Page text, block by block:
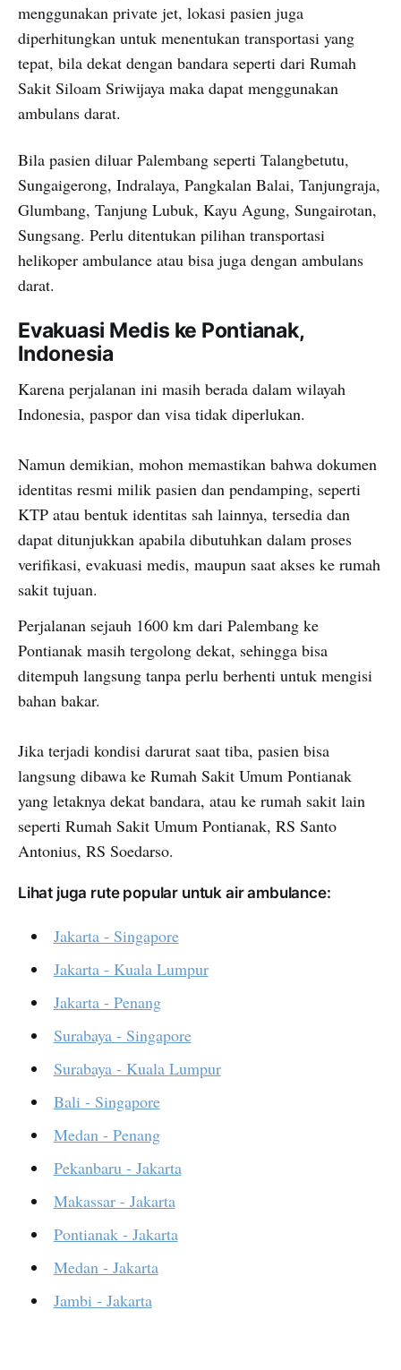
menggunakan private jet, lokasi pasien juga
diperhitungkan untuk menentukan transportasi yang
tepat, bila dekat dengan bandara seperti dari Rumah
Sakit Siloam Sriwijaya maka dapat menggunakan
ambulans darat.
Bila pasien diluar Palembang seperti Talangbetutu,
Sungaigerong, Indralaya, Pangkalan Balai, Tanjungraja,
Glumbang, Tanjung Lubuk, Kayu Agung, Sungairotan,
Sungsang. Perlu ditentukan pilihan transportasi
helikoper ambulance atau bisa juga dengan ambulans
darat.
Evakuasi Medis ke Pontianak,
Indonesia
Karena perjalanan ini masih berada dalam wilayah
Indonesia, paspor dan visa tidak diperlukan.
Namun demikian, mohon memastikan bahwa dokumen
identitas resmi milik pasien dan pendamping, seperti
KTP atau bentuk identitas sah lainnya, tersedia dan
dapat ditunjukkan apabila dibutuhkan dalam proses
verifikasi, evakuasi medis, maupun saat akses ke rumah
sakit tujuan.
Perjalanan sejauh 1600 km dari Palembang ke
Pontianak masih tergolong dekat, sehingga bisa
ditempuh langsung tanpa perlu berhenti untuk mengisi
bahan bakar.
Jika terjadi kondisi darurat saat tiba, pasien bisa
langsung dibawa ke Rumah Sakit Umum Pontianak
yang letaknya dekat bandara, atau ke rumah sakit lain
seperti Rumah Sakit Umum Pontianak, RS Santo
Antonius, RS Soedarso.
Lihat juga rute popular untuk air ambulance:
Jakarta - Singapore
Jakarta - Kuala Lumpur
Jakarta - Penang
Surabaya - Singapore
Surabaya - Kuala Lumpur
Bali - Singapore
Medan - Penang
Pekanbaru - Jakarta
Makassar - Jakarta
Pontianak - Jakarta
Medan - Jakarta
Jambi - Jakarta